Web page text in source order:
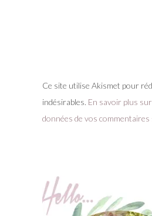
Ce site utilise Akismet pour
indésirables. En savoir plus
données de vos